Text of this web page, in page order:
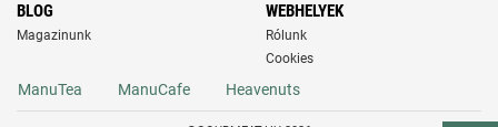
BLOG
Magazinunk
WEBHELYEK
Rólunk
Cookies
ManuTea ManuCafe Heavenuts